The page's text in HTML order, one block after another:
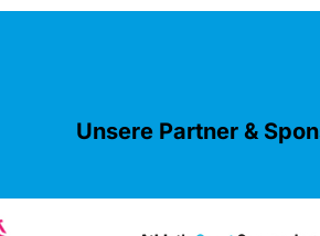
Unsere Partner &